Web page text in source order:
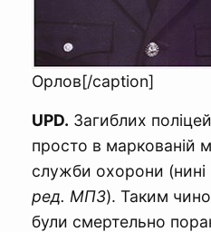
Орлов[/caption]
UPD. Загиблих
просто в маркованій
служби охорони (нині
ред. МПЗ). Таким
були смертельно